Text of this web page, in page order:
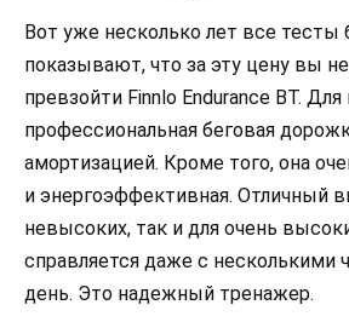
Вот уже несколько лет все
показывают, что за эту цену вы
превзойти Finnlo Endurance BT.
профессиональная беговая
амортизацией. Кроме того, она
и энергоэффективная. Отличный
невысоких, так и для очень
справляется даже с несколькими
день. Это надежный тренажер.